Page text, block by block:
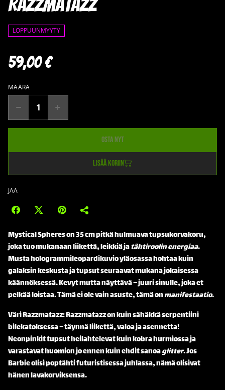
Razzmatazz
LOPPUUNMYYTY
59,00 €
MÄÄRÄ
Osta nyt
Lisää koriin
JAA
Mystical Spheres on 35 cm pitkä hulmuava tupsukorvakoru,
joka tuo mukanaan liikettä, leikkiä jatähtiroolin energiaa.
Musta hologrammileopardikuvio yläosassa hohtaa kuin
galaksin keskusta ja tupsut seuraavat mukana jokaisessa
käännöksessä. Kevyt mutta näyttävä – juuri sinulle, joka et
pelkää loistaa. Tämä ei ole vain asuste, tämä onmanifestaatio.
Väri Razzmatazz: Razzmatazz on kuin sähäkkä serpentiini
bilekatoksessa – täynnä liikettä, valoa ja asennetta!
Neonpinkit tupsut heilahtelevat kuin kobra hurmiossa ja
varastavat huomion jo ennen kuin ehdit sanoaglitter. Jos
Barbie olisi poptähti futuristisessa juhlassa, nämä olisivat
hänen lavakorviksensa.